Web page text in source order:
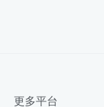
更多平台